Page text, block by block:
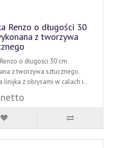
Renzo o długości 30
z tworzywa
o długości 30 cm
z tworzywa sztucznego.
linijka z obrysami w calach i..
netto